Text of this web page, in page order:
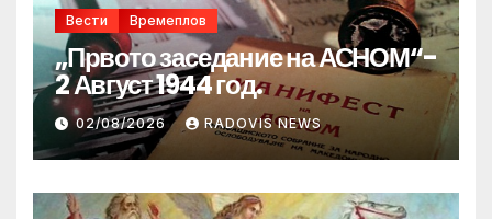
Вести Времеплов
„Првото заседание на АСНОМ“-
2 Август 1944 год.
02/08/2026 RADOVIS NEWS